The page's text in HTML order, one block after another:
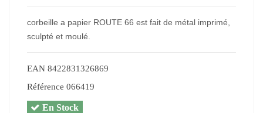
corbeille a papier ROUTE 66 est fait de métal imprimé,
sculpté et moulé.
EAN 8422831326869
Référence 066419
En Stock